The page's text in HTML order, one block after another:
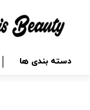
دسته بندی ها